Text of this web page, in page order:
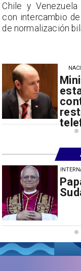
Chile y
con intercambio
de normalización